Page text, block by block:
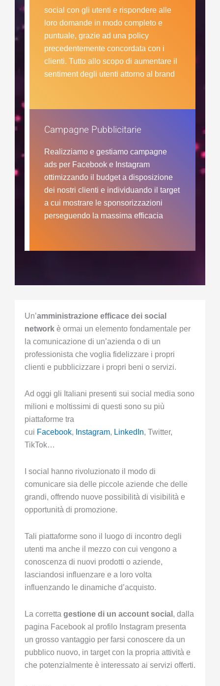
social con gli utenti e rispondere alle
loro domande in modo completo e
puntuale, grazie ad una policy
precedentemente concordata con i
clienti. Tutto allo scopo di aumentare il
sentiment degli utenti attorno al brand
Campagne Pubblicitarie
Realizziamo e gestiamo campagne
ads per Facebook e Instagram
ottimizzando il budget a disposizione
dei nostri clienti e individuando il target
a cui mostrare le sponsorizzazioni
perseguendo la massima efficacia
Un’amministrazione efficace dei social
network è ormai un elemento fondamentale per
la comunicazione di un’azienda o di un
professionista che voglia fidelizzare i propri
clienti e pubblicizzare i propri beni o servizi.
Ad oggi gli Italiani presenti sui social media sono
milioni e moltissimi di questi sono su più
piattaforme tra
cui Facebook, Instagram, LinkedIn, Twitter,
TikTok…
I social hanno rivoluzionato il modo di
comunicare sia delle piccole aziende che delle
grandi, offrendo nuove possibilità di visibilità e
opportunità di promozione.
Tali piattaforme sono il luogo di incontro degli
utenti ma anche il mezzo con cui vengono a
conoscenza di nuovi prodotti o aziende,
lasciandosi influenzare e a loro volta
influenzando le dinamiche d’acquisto.
La corretta gestione di un account social , dalla
pagina Facebook al profilo Instagram presenta
un grosso vantaggio per farsi conoscere da un
pubblico nuovo, in target con la propria attività e
che potenzialmente è interessato ai servizi offerti.